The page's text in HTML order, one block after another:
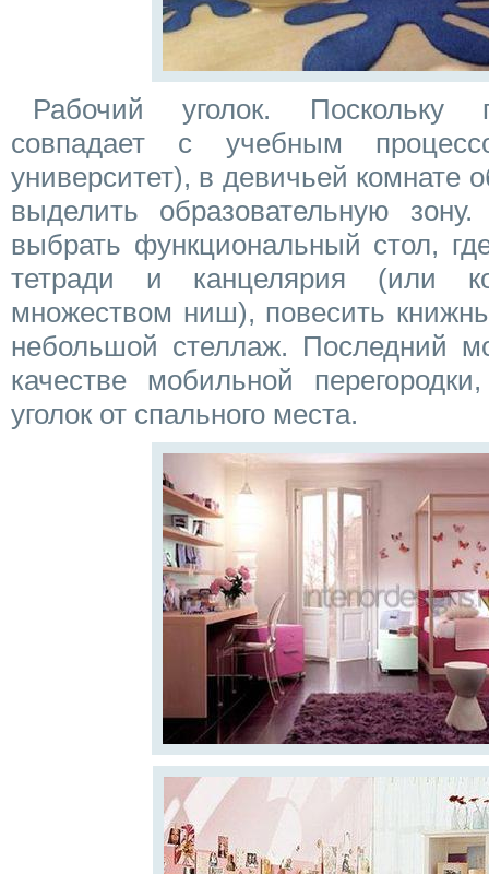
Рабочий уголок. Поскольку
совпадает с учебным
университет), в девичьей комнате
выделить образовательную
выбрать функциональный стол,
тетради и канцелярия (или
множеством ниш), повесить
небольшой стеллаж. Последний
качестве мобильной
уголок от спального места.